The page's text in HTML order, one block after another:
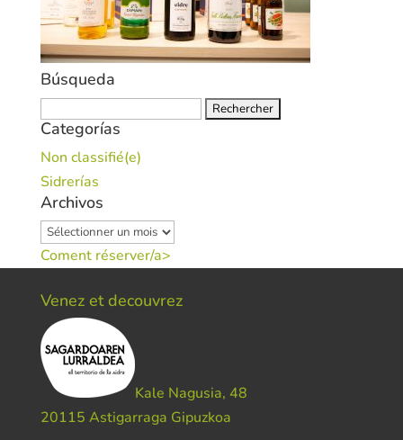
Búsqueda
Categorías
Non classifié(e)
Sidrerías
Archivos
Archivos
Coment réserver/a>
Venez et decouvrez
Kale Nagusia, 48
20115 Astigarraga Gipuzkoa